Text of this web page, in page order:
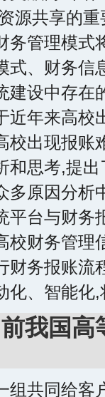
源共享的
务管理模式
式、财务信
建设中存在
近年来高校
校出现报账
和思考,提
多原因分析
平台与财务
校财务管理
财务报账流
化、智能化
我国高
组共同给客